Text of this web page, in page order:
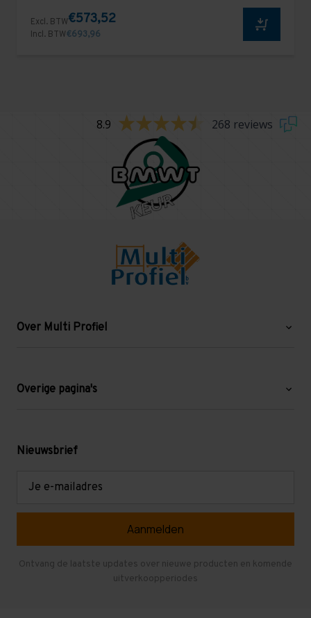
Excl. BTW€573,52
Incl. BTW€693,96
8.9 268 reviews
Over Multi Profiel
Blog
Levering en afhalen
Overige pagina's
Mezzanine
Verdiepingsvloeren
Gebruikte entresolvloeren
Nieuwsbrief
Ontvang de laatste updates over nieuwe producten en komende
uitverkoopperiodes